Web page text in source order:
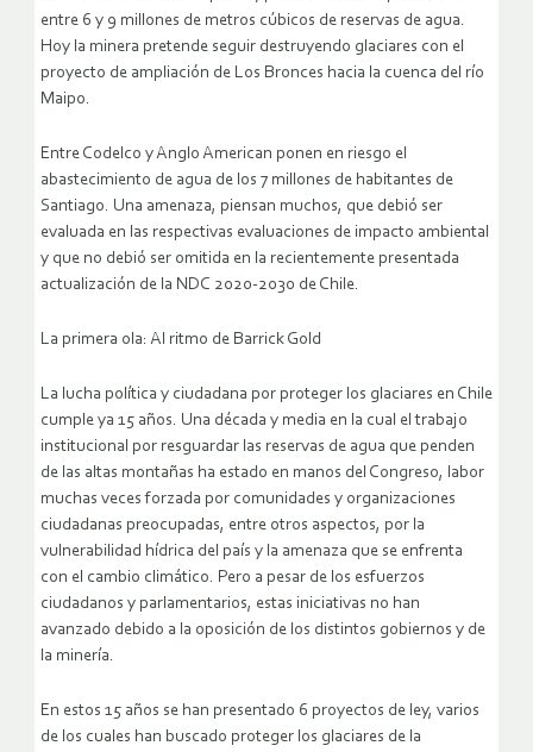
entre 6 y 9 millones de metros cúbicos de reservas de agua.
Hoy la minera pretende seguir destruyendo glaciares con el
proyecto de ampliación de Los Bronces hacia la cuenca del río
Maipo.
Entre Codelco y Anglo American ponen en riesgo el
abastecimiento de agua de los 7 millones de habitantes de
Santiago. Una amenaza, piensan muchos, que debió ser
evaluada en las respectivas evaluaciones de impacto ambiental
y que no debió ser omitida en la recientemente presentada
actualización de la NDC 2020-2030 de Chile.
La primera ola: Al ritmo de Barrick Gold
La lucha política y ciudadana por proteger los glaciares en Chile
cumple ya 15 años. Una década y media en la cual el trabajo
institucional por resguardar las reservas de agua que penden
de las altas montañas ha estado en manos del Congreso, labor
muchas veces forzada por comunidades y organizaciones
ciudadanas preocupadas, entre otros aspectos, por la
vulnerabilidad hídrica del país y la amenaza que se enfrenta
con el cambio climático. Pero a pesar de los esfuerzos
ciudadanos y parlamentarios, estas iniciativas no han
avanzado debido a la oposición de los distintos gobiernos y de
la minería.
En estos 15 años se han presentado 6 proyectos de ley, varios
de los cuales han buscado proteger los glaciares de la